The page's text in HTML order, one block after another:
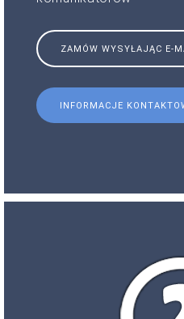
ZAMÓW WYSYŁAJĄC E-
INFORMACJE